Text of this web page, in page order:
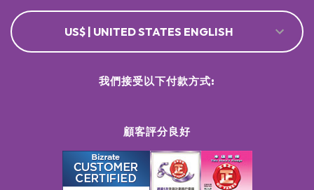
US$ | UNITED STATES ENGLISH
顧客評分良好
我們接受以下付款方式: